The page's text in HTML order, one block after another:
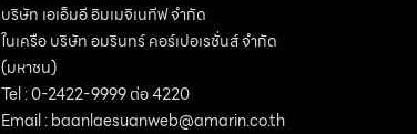
บริษัท เอเอ็มอี อิมเมจิเนทีฟ จำกัด
ในเครือ บริษัท อมรินทร์ คอร์เปอเรชั่นส์ จำกัด
(มหาชน)
Tel : 0-2422-9999 ต่อ 4220
Email :baanlaesuanweb@amarin.co.th